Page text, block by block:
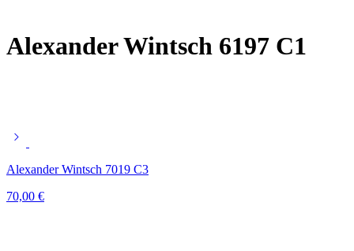
Alexander Wintsch 6197 C1
Alexander Wintsch 7019 C3
70,00 €